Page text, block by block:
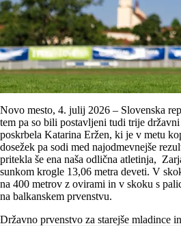
Novo mesto, 4. julij 2026 – Slovenska
tem pa so bili postavljeni tudi trije
poskrbela Katarina Eržen, ki je v metu
dosežek pa sodi med najodmevnejše
pritekla še ena naša odlična atletinja,
sunkom krogle 13,06 metra deveti. V
na 400 metrov z ovirami in v skoku s
na balkanskem prvenstvu.
Državno prvenstvo za starejše mladince